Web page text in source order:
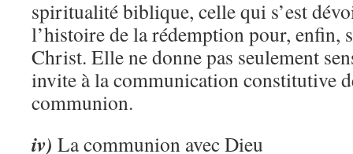
spiritualité biblique, celle qui s’est
l’histoire de la rédemption pour, enfin,
Christ. Elle ne donne pas seulement
invite à la communication constitutive
communion.
iv) La communion avec Dieu